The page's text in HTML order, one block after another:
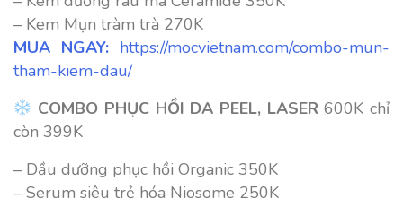
– Kem Mụn tràm trà 270K
MUA NGAY: https://mocvietnam.com/combo-mun-
tham-kiem-dau/
COMBO PHỤC HỒI DA PEEL, LASER 600K chỉ
còn 399K
– Dầu dưỡng phục hồi Organic 350K
– Serum siêu trẻ hóa Niosome 250K